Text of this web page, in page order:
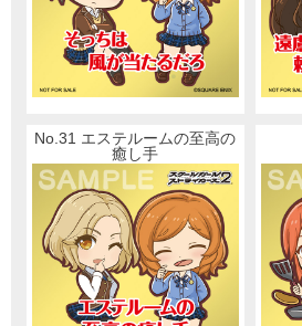
No.31 エステルームの至高の
癒し手